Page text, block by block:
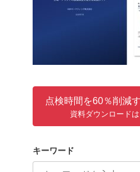
点検時間を60％削減
資料ダウンロード
キーワード